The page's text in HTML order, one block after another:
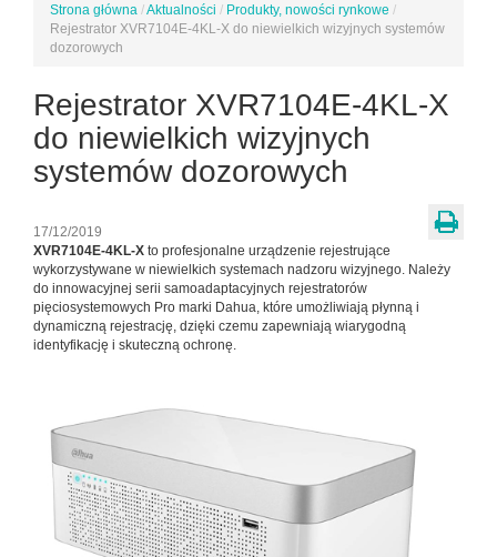
Jesteś
tutaj
Strona główna /Aktualności / Produkty, nowości rynkowe /
Rejestrator XVR7104E-4KL-X do niewielkich wizyjnych systemów
dozorowych
Rejestrator XVR7104E-4KL-X
do niewielkich wizyjnych
systemów dozorowych
17/12/2019
XVR7104E-4KL-X to profesjonalne urządzenie rejestrujące
wykorzystywane w niewielkich systemach nadzoru wizyjnego. Należy
do innowacyjnej serii samoadaptacyjnych rejestratorów
pięciosystemowych Pro marki Dahua, które umożliwiają płynną i
dynamiczną rejestrację, dzięki czemu zapewniają wiarygodną
identyfikację i skuteczną ochronę.